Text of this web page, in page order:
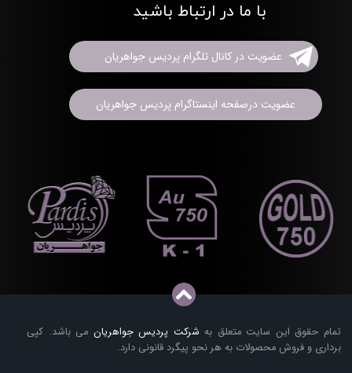
تمام حقوق این سایت متعلق به شرکت پردیس جواهریان می باشد. کپی
برداری و فروش محصولات به هر نحو پیگرد قانونی دارد.
با ما در ارتباط باشید
عضویت در کانال تلگرام پردیس جواهریان
عضویت درصفحه اینستاگرام پردیس جواهریان